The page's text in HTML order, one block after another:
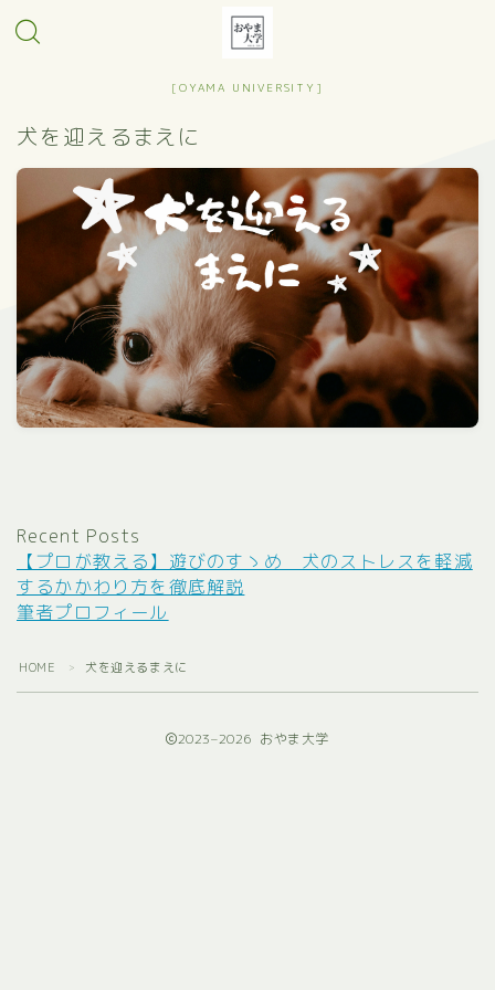
[OYAMA UNIVERSITY]
犬を迎えるまえに
Recent Posts
【プロが教える】遊びのすゝめ 犬のストレスを軽減
するかかわり方を徹底解説
筆者プロフィール
HOME ＞ 犬を迎えるまえに
2023–2026 おやま大学